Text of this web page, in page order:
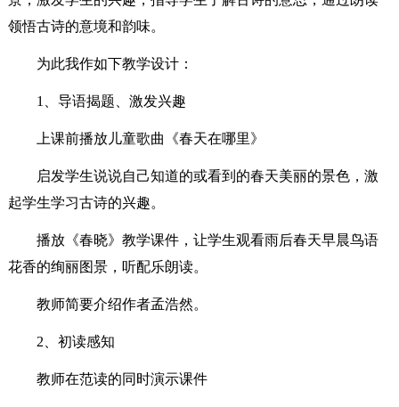
领悟古诗的意境和韵味。
为此我作如下教学设计：
1、导语揭题、激发兴趣
上课前播放儿童歌曲《春天在哪里》
启发学生说说自己知道的或看到的春天美丽的景色，激
起学生学习古诗的兴趣。
播放《春晓》教学课件，让学生观看雨后春天早晨鸟语
花香的绚丽图景，听配乐朗读。
教师简要介绍作者孟浩然。
2、初读感知
教师在范读的同时演示课件